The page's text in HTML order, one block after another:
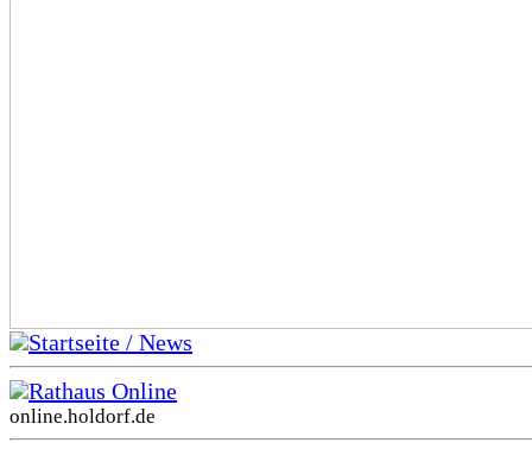
Startseite / News
Rathaus Online
online.holdorf.de